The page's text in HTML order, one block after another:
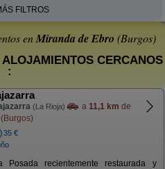
FILTROS
enMiranda de Ebro (Burgos)
CERCANOS
:
(La Rioja) a 11,1 km de
35 €
Posada recientemente restaurada y